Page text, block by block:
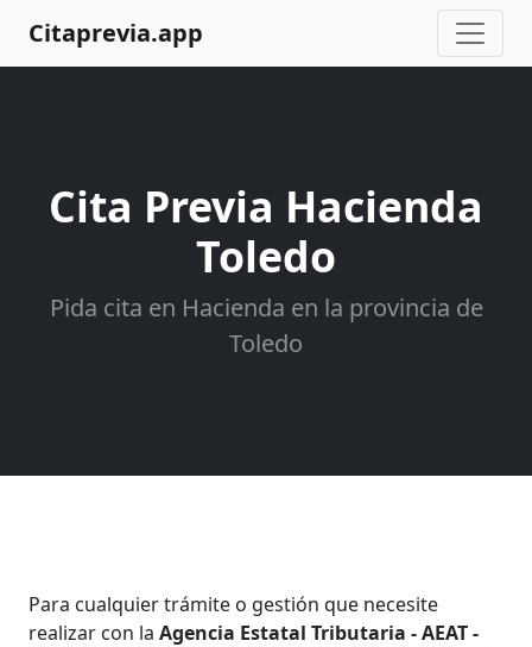
Citaprevia.app
Cita Previa Hacienda
Toledo
Pida cita en Hacienda en la provincia de
Toledo
Para cualquier trámite o gestión que necesite
realizar con la Agencia Estatal Tributaria - AEAT -